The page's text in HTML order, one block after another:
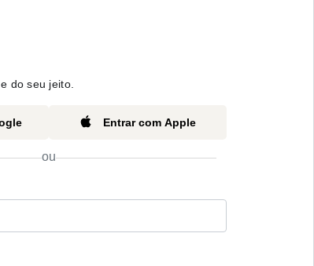
do seu jeito.
Entrar com Apple
ou